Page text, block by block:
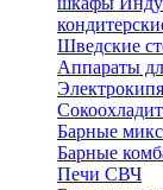
Шведские
Аппараты
Барные
Барные
Печи СВЧ